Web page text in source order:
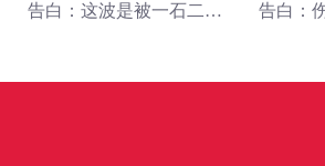
告白：这波是被一石二鸟。